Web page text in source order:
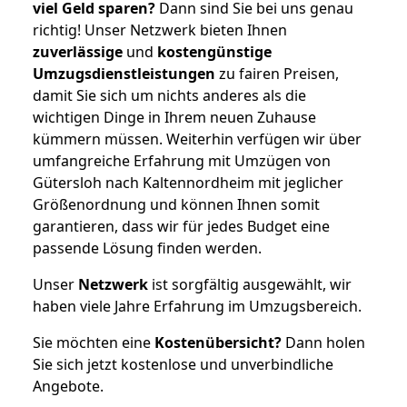
viel Geld sparen? Dann sind Sie bei uns genau
richtig! Unser Netzwerk bieten Ihnen
zuverlässige und kostengünstige
Umzugsdienstleistungen zu fairen Preisen,
damit Sie sich um nichts anderes als die
wichtigen Dinge in Ihrem neuen Zuhause
kümmern müssen. Weiterhin verfügen wir über
umfangreiche Erfahrung mit Umzügen von
Gütersloh nach Kaltennordheim mit jeglicher
Größenordnung und können Ihnen somit
garantieren, dass wir für jedes Budget eine
passende Lösung finden werden.
Unser Netzwerk ist sorgfältig ausgewählt, wir
haben viele Jahre Erfahrung im Umzugsbereich.
Sie möchten eine Kostenübersicht? Dann holen
Sie sich jetzt kostenlose und unverbindliche
Angebote.